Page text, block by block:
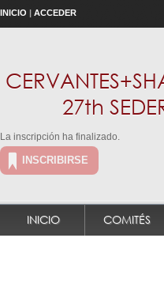
INICIO | ACCEDER
27th
La inscripción ha finalizado.
INSCRIBIRSE
INICIO COMITÉS